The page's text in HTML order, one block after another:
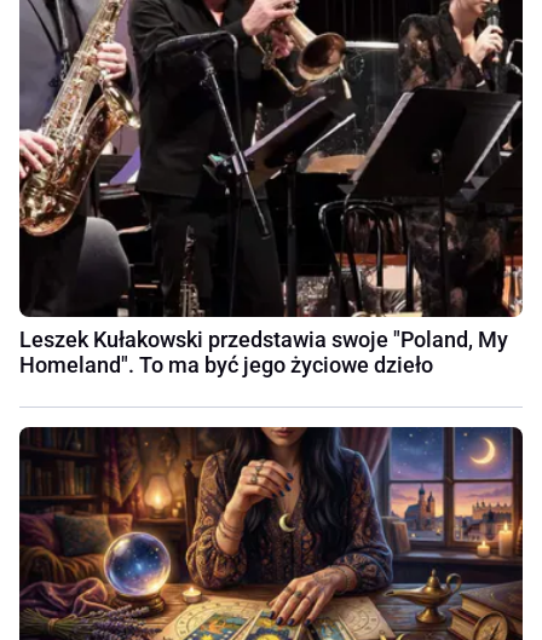
Leszek Kułakowski przedstawia swoje "Poland, My
Homeland". To ma być jego życiowe dzieło